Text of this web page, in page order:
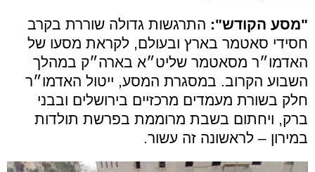
"מסע הקודש": התרגשות גדולה שוררת בקרב
חסידי סאטמר בארץ ובעולם, לקראת מסעו של
האדמו״ר מסאטמר שליט״א בארה״ק במהלך
השבוע הקרוב. במסגרת המסע, ייטול האדמו״ר
חלק בשורת מעמדים מרכזיים בירושלים ובבני
ברק, ויחתום בשבת מרוממת בפרשת תולדות
במירון – לראשונה זה עשור.